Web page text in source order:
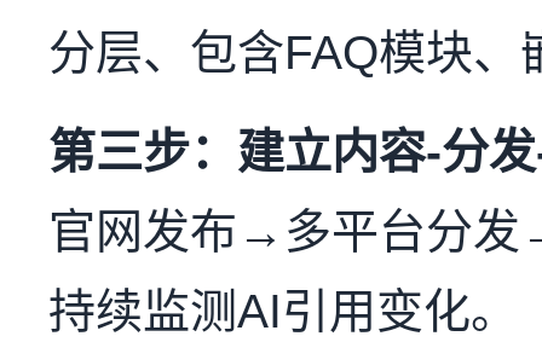
分层、包含FAQ模块、
第三步：建立内容-分
官网发布→多平台分
持续监测AI引用变化。